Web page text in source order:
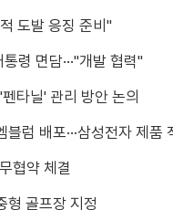
도발 응징 준비"
령 면담···"개발 협력"
타닐' 관리 방안 논의
럼 배포···삼성전자 제품
협약 체결
형 골프장 지정